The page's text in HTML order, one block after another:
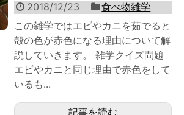
2018/12/23
食べ物雑学
この雑学ではエビやカニを茹でると
殻の色が赤色になる理由について解
説していきます。 雑学クイズ問題
エビやカニと同じ理由で赤色をして
いるも...
記事を読む